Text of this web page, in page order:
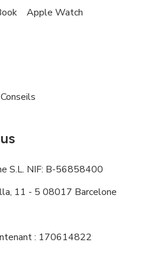
Apple Watch
Conseils
S.L. NIF: B-56858400
11 - 5 08017 Barcelone
: 170614822